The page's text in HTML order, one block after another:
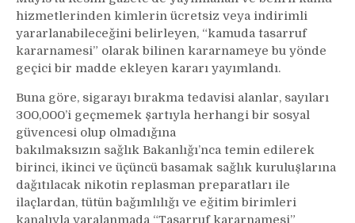
hizmetlerinden kimlerin ücretsiz veya indirimli
yararlanabileceğini belirleyen, “kamuda tasarruf
kararnamesi” olarak bilinen kararnameye bu yönde
geçici bir madde ekleyen kararı yayımlandı.
Buna göre, sigarayı bırakma tedavisi alanlar, sayıları
300,000’i geçmemek şartıyla herhangi bir sosyal
güvencesi olup olmadığına
bakılmaksızın sağlık Bakanlığı’nca temin edilerek
birinci, ikinci ve üçüncü basamak sağlık kuruluşlarına
dağıtılacak nikotin replasman preparatları ile
ilaçlardan, tütün bağımlılığı ve eğitim birimleri